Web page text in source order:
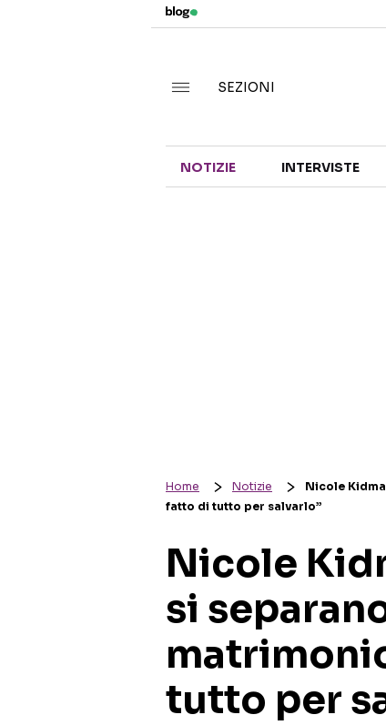
SEZIONI
NOTIZIE INTERVISTE
Home Notizie
Nicole
fatto di tutto per salvarlo”
Nicole
si
tutto per